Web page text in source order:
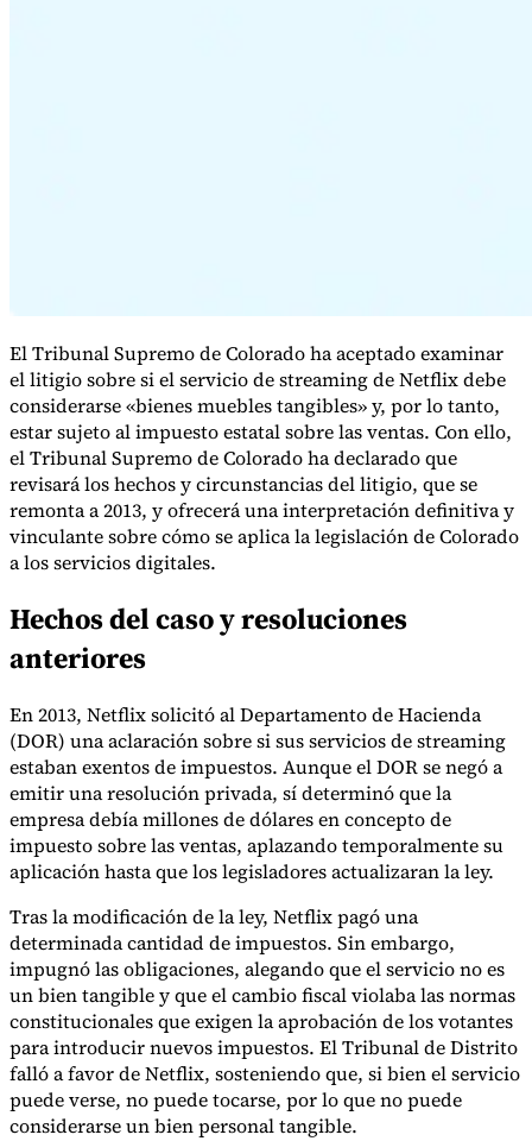
Herramientas
Calculadora de VAT
mandatos de facturación electrónica
Expertos
Nuestros autoresConviértase en colaborador Elija un experto
El Tribunal Supremo de Colorado ha aceptado examinar
el litigio sobre si el servicio de streaming de Netflix debe
considerarse «bienes muebles tangibles» y, por lo tanto,
estar sujeto al impuesto estatal sobre las ventas. Con ello,
el Tribunal Supremo de Colorado ha declarado que
revisará los hechos y circunstancias del litigio, que se
remonta a 2013, y ofrecerá una interpretación definitiva y
vinculante sobre cómo se aplica la legislación de Colorado
a los servicios digitales.
Hechos del caso y resoluciones
anteriores
En 2013, Netflix solicitó al Departamento de Hacienda
(DOR) una aclaración sobre si sus servicios de streaming
estaban exentos de impuestos. Aunque el DOR se negó a
emitir una resolución privada, sí determinó que la
empresa debía millones de dólares en concepto de
impuesto sobre las ventas, aplazando temporalmente su
aplicación hasta que los legisladores actualizaran la ley.
Tras la modificación de la ley, Netflix pagó una
determinada cantidad de impuestos. Sin embargo,
impugnó las obligaciones, alegando que el servicio no es
un bien tangible y que el cambio fiscal violaba las normas
constitucionales que exigen la aprobación de los votantes
para introducir nuevos impuestos. El Tribunal de Distrito
falló a favor de Netflix, sosteniendo que, si bien el servicio
puede verse, no puede tocarse, por lo que no puede
considerarse un bien personal tangible.